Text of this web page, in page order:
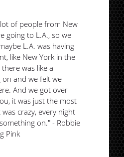
of people from New
going to L.A., so we
L.A. was having
like New York in the
was like a
and we felt we
And we got over
it was just the most
crazy, every night
on." - Robbie
Pink